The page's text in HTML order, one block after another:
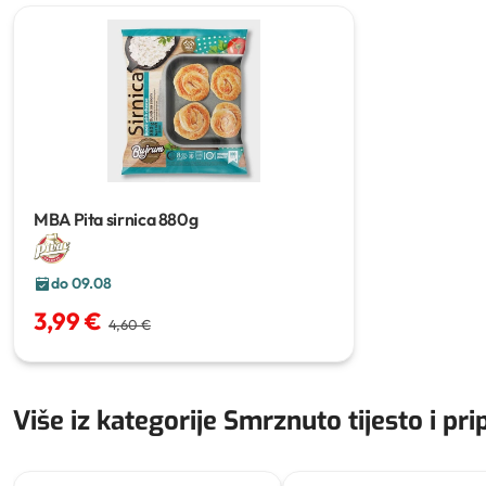
MBA Pita sirnica880g
do 09.08
3,99 € 4,60 €
Više iz kategorije Smrznuto tijesto i